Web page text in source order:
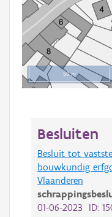
50 m
Besluiten
Besluit tot
bouwkundig
Vlaanderen
01-06-2023 ID: